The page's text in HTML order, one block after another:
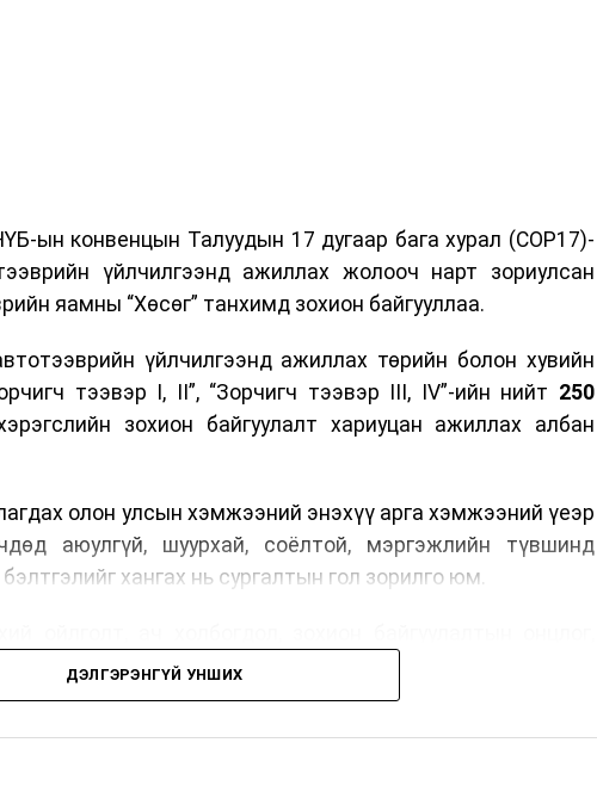
ын конвенцын Талуудын 17 дугаар бага хурал (COP17)-
үйлчилгээнд ажиллах жолооч нарт зориулсан
яамны “Хөсөг” танхимд зохион байгууллаа.
үйлчилгээнд ажиллах төрийн болон хувийн
тээвэр I, II”, “Зорчигч тээвэр III, IV”-ийн нийт 250
зохион байгуулалт хариуцан ажиллах албан
олон улсын хэмжээний энэхүү арга хэмжээний үеэр
аюулгүй, шуурхай, соёлтой, мэргэжлийн түвшинд
хангах нь сургалтын гол зорилго юм.
үйлчилгээний стандарт, жолооч нарын үүрэг
соёл, ёс зүй, мэргэжлийн харилцааны талаар
ДЭЛГЭРЭНГҮЙ УНШИХ